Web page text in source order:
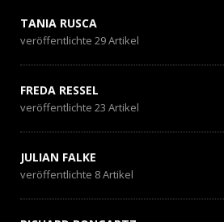
TANIA RUSCA
veröffentlichte 29 Artikel
FREDA RESSEL
veröffentlichte 23 Artikel
JULIAN FALKE
veröffentlichte 8 Artikel